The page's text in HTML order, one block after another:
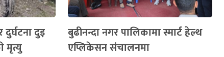
दुर्घटना दुइ
मृत्यु
बुढीनन्दा नगर पालिकामा स्मार्ट हेल्थ
एप्लिकेसन संचालनमा